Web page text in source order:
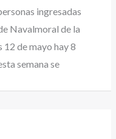
ingresadas
Navalmoral de la
12 de mayo hay 8
semana se